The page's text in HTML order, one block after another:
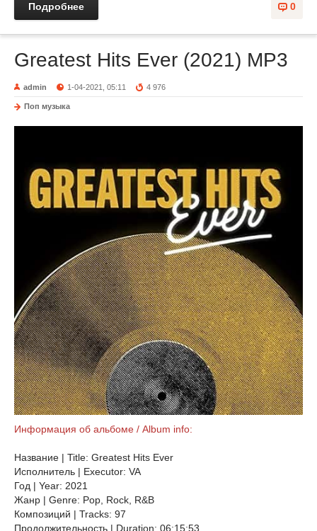
0
Подробнее
Greatest Hits Ever (2021) MP3
admin 1-04-2021, 05:11 4 976
Поп музыка
Информация об альбоме / Album info:
Название | Title: Greatest Hits Ever
Исполнитель | Executor: VA
Год | Year: 2021
Жанр | Genre: Pop, Rock, R&B
Композиций | Tracks: 97
Продолжительность | Duration: 06:15:53